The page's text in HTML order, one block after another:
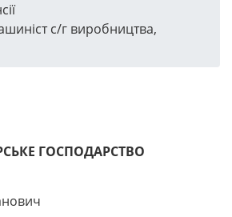
с/г виробництва,
ГОСПОДАРСТВО